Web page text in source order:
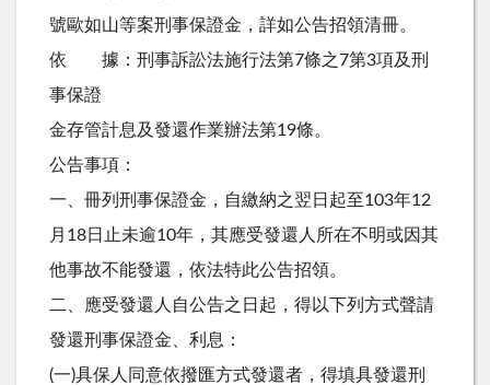
號歐如山等案刑事保證金，詳如公告招領清冊。
依 據：刑事訴訟法施行法第7條之7第3項及刑
事保證
金存管計息及發還作業辦法第19條。
公告事項：
一、冊列刑事保證金，自繳納之翌日起至103年12
月18日止未逾10年，其應受發還人所在不明或因其
他事故不能發還，依法特此公告招領。
二、應受發還人自公告之日起，得以下列方式聲請
發還刑事保證金、利息：
(一)具保人同意依撥匯方式發還者，得填具發還刑